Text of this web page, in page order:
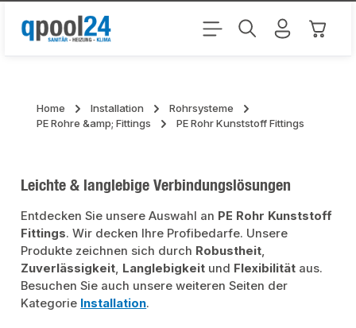
Zum Hauptinhalt springen
Home Installation
Rohrsysteme
PE Rohre &amp; Fittings
PE Rohr Kunststoff Fittings
Leichte & langlebige Verbindungslösungen
Entdecken Sie unsere Auswahl an PE Rohr Kunststoff
Fittings. Wir decken Ihre Profibedarfe. Unsere
Produkte zeichnen sich durch Robustheit,
Zuverlässigkeit, Langlebigkeit und Flexibilität aus.
Besuchen Sie auch unsere weiteren Seiten der
Kategorie Installation.